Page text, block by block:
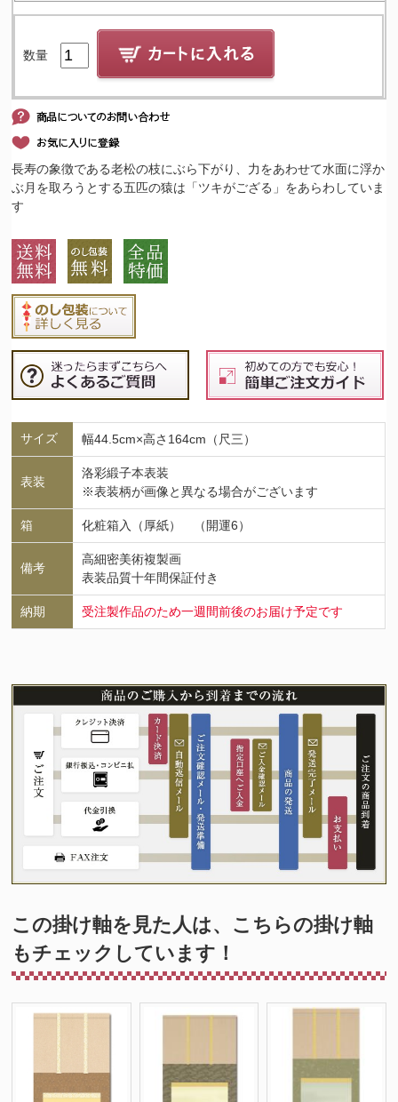
数量
長寿の象徴である老松の枝にぶら下がり、力をあわせて水面に浮か
ぶ月を取ろうとする五匹の猿は「ツキがござる」をあらわしていま
す
サイズ 幅44.5cm×高さ164cm（尺三）
表装
洛彩緞子本表装
※表装柄が画像と異なる場合がございます
箱 化粧箱入（厚紙） （開運6）
備考
高細密美術複製画
表装品質十年間保証付き
納期 受注製作品のため一週間前後のお届け予定です
この掛け軸を見た人は、こちらの掛け軸
もチェックしています！